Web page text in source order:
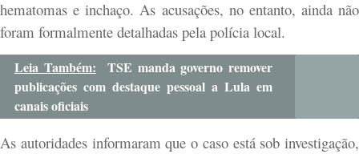
hematomas e inchaço. As acusações, no entanto, ainda não
foram formalmente detalhadas pela polícia local.
Leia Também:
TSE manda governo remover
publicações com destaque pessoal a Lula em
canais oficiais
As autoridades informaram que o caso está sob investigação,